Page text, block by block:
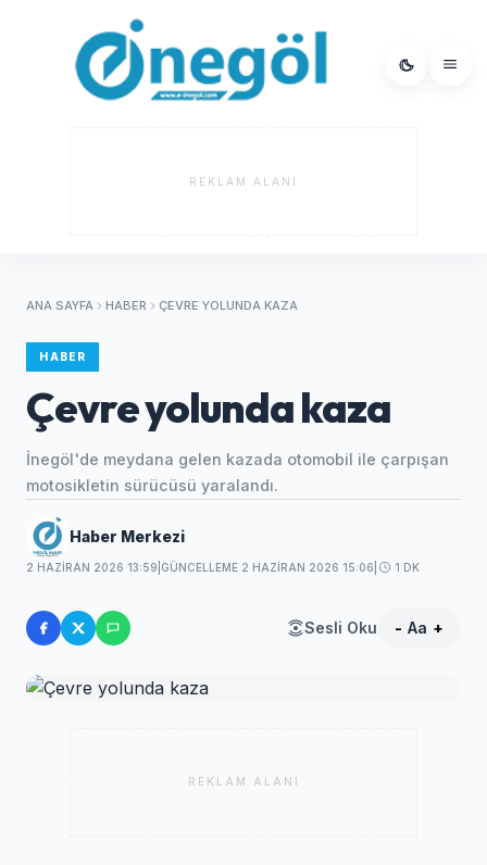
REKLAM ALANI
ANA SAYFA HABER ÇEVRE YOLUNDA KAZA
HABER
Çevre yolunda kaza
İnegöl'de meydana gelen kazada otomobil ile çarpışan
motosikletin sürücüsü yaralandı.
Haber Merkezi
2 HAZIRAN 2026 13:59 GÜNCELLEME 2 HAZIRAN 2026 15:06 1 DK
Sesli Oku - Aa +
REKLAM ALANI